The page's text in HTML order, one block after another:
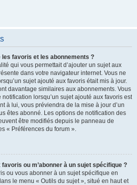
favoris et les abonnements ?
qui vous permettait d’ajouter un sujet aux
dans votre navigateur internet. Vous ne
sujet ajouté aux favoris était mis à jour.
davantage similaires aux abonnements. Vous
lorsqu’un sujet ajouté aux favoris est
à lui, vous préviendra de la mise à jour d’un
êtes abonné. Les options de notification des
être modifiés depuis le panneau de
« Préférences du forum ».
ou m’abonner à un sujet spécifique ?
ou vous abonner à un sujet spécifique en
le menu « Outils du sujet », situé en haut et